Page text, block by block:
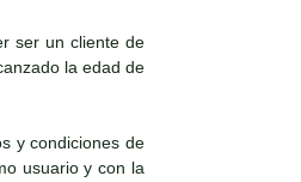
ser un cliente de
la edad de
y condiciones de
usuario y con la